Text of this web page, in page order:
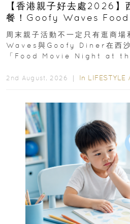
【香港親子好去處2026】
餐！Goofy Waves
外影院逢週末登場
周末親子活動不一定只有逛商
Waves與Goofy Diner在西
「Food Movie Night at
2nd August, 2026 ｜ In LIFESTYLE